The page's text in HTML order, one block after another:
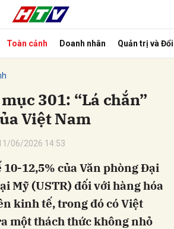
Toàn cảnh Doanh nhân Quản trị và
301: “Lá chắn”
Việt Nam
06/2026 14:53
12,5% của Văn phòng Đại
Mỹ (USTR) đối với hàng hóa
kinh tế, trong đó có Việt
một thách thức không nhỏ
Hủy